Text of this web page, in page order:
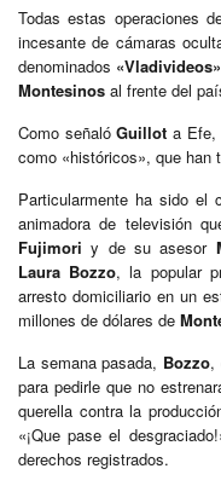
Todas estas operaciones
incesante de cámaras
denominados «Vladivideos»
Montesinos al frente del
Como señalóGuillot a Efe,
como «históricos», que han
Particularmente ha sido el
animadora de televisión
Fujimori y de su asesor
Laura Bozzo, la popular
arresto domiciliario en un
millones de dólares de
La semana pasada, Bozzo,
para pedirle que no
querella contra la
«¡Que pase el
derechos registrados.